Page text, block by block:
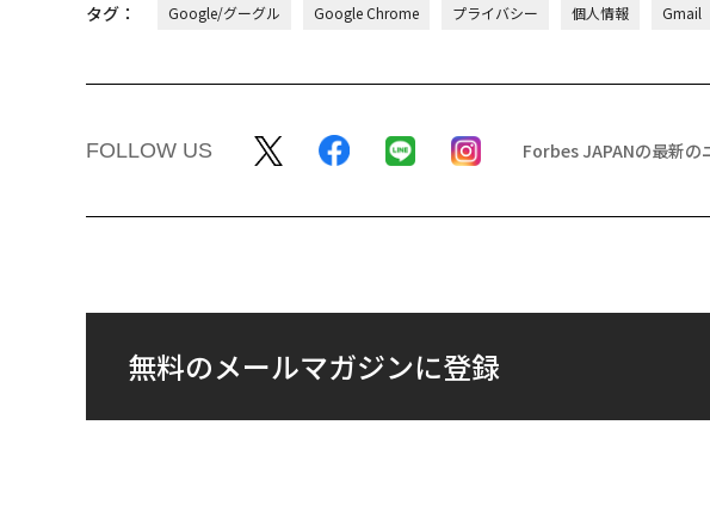
タグ： Google/グーグル Google Chrome プライバシー 個人情報 Gmail
FOLLOW US Forbes JAPANの最新の
無料のメールマガジンに登録